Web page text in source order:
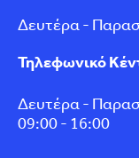
Δευτέρα -
Τηλεφωνικό
Δευτέρα -
09:00 - 16:00